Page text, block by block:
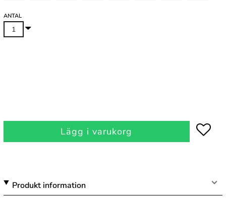
ANTAL
Lägg i varukorg
Produkt information